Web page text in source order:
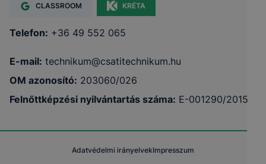
CLASSROOM KRÉTA
Telefon: +36 49 552 065
E-mail: technikum@csatitechnikum.hu
OM azonosító: 203060/026
Felnőttképzési nyilvántartás száma: E-001290/2015
Adatvédelmi irányelvekImpresszum